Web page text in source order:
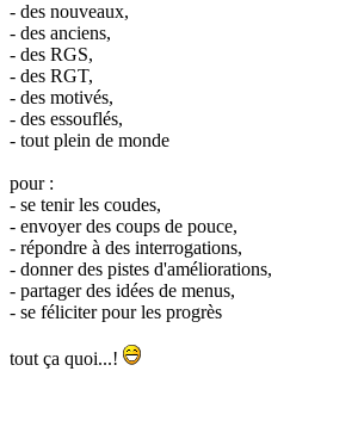
- des nouveaux,
- des anciens,
- des RGS,
- des RGT,
- des motivés,
- des essouflés,
- tout plein de monde
pour :
- se tenir les coudes,
- envoyer des coups de pouce,
- répondre à des interrogations,
- donner des pistes d'améliorations,
- partager des idées de menus,
- se féliciter pour les progrès
tout ça quoi...!